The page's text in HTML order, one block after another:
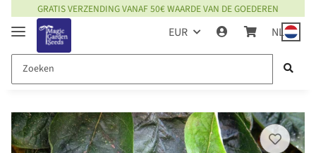
GRATIS VERZENDING VANAF 50€ WAARDE VAN DE GOEDEREN
EUR NL